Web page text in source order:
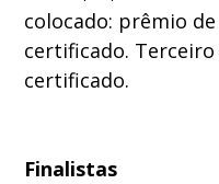
colocado: prêmio
certificado.
certificado.
Finalistas